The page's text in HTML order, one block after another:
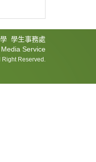
學生事務處
Service
Reserved.